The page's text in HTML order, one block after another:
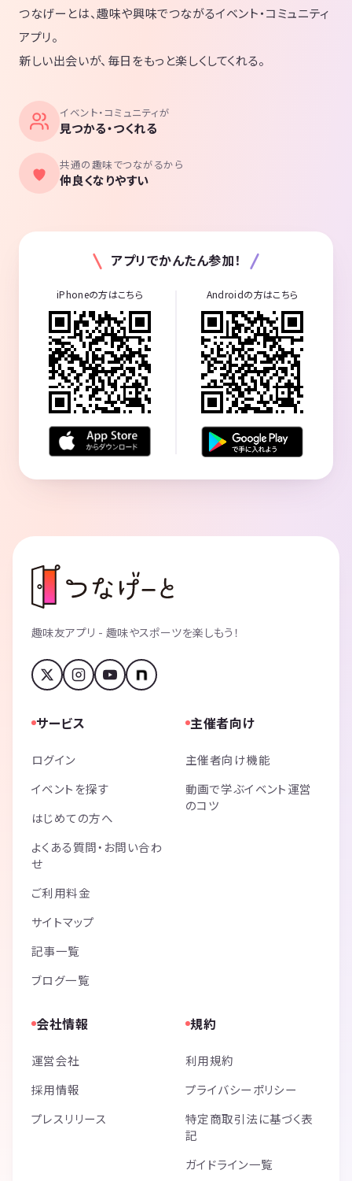
つなげーとは、趣味や興味でつながるイベント・コミュニティ
アプリ。
新しい出会いが、毎日をもっと楽しくしてくれる。
イベント・コミュニティが
見つかる・つくれる
共通の趣味でつながるから
仲良くなりやすい
アプリでかんたん参加！
iPhoneの方はこちら Androidの方はこちら
趣味友アプリ - 趣味やスポーツを楽しもう！
サービス
ログイン
イベントを探す
はじめての方へ
よくある質問・お問い合わ
せ
ご利用料金
サイトマップ
記事一覧
ブログ一覧
主催者向け
主催者向け機能
動画で学ぶイベント運営
のコツ
会社情報
運営会社
採用情報
プレスリリース
規約
利用規約
プライバシーポリシー
特定商取引法に基づく表
記
ガイドライン一覧